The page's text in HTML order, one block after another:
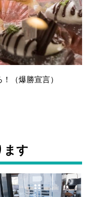
（爆勝宣言）
ます